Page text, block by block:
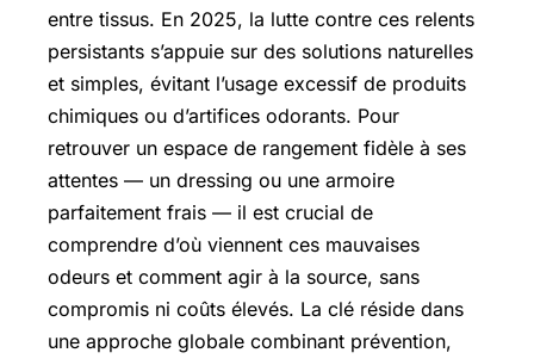
entre tissus. En 2025, la lutte contre ces relents
persistants s’appuie sur des solutions naturelles
et simples, évitant l’usage excessif de produits
chimiques ou d’artifices odorants. Pour
retrouver un espace de rangement fidèle à ses
attentes — un dressing ou une armoire
parfaitement frais — il est crucial de
comprendre d’où viennent ces mauvaises
odeurs et comment agir à la source, sans
compromis ni coûts élevés. La clé réside dans
une approche globale combinant prévention,